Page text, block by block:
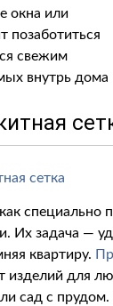
окна или
позаботиться
свежим
внутрь дома
специально
Их задача —
квартиру.
изделий для
сад с